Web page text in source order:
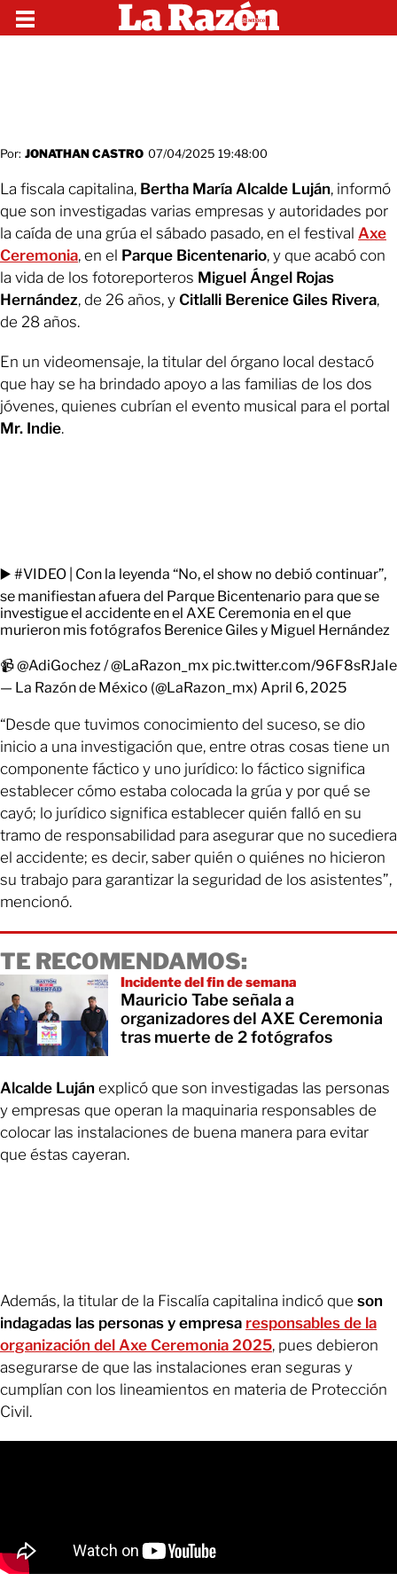
Por: JONATHAN CASTRO 07/04/2025 19:48:00
La fiscala capitalina, Bertha María Alcalde Luján, informó
que son investigadas varias empresas y autoridades por
la caída de una grúa el sábado pasado, en el festival Axe
Ceremonia, en el Parque Bicentenario, y que acabó con
la vida de los fotoreporteros Miguel Ángel Rojas
Hernández, de 26 años, y Citlalli Berenice Giles Rivera,
de 28 años.
En un videomensaje, la titular del órgano local destacó
que hay se ha brindado apoyo a las familias de los dos
jóvenes, quienes cubrían el evento musical para el portal
Mr. Indie.
▶️ #VIDEO | Con la leyenda “No, el show no debió continuar”,
se manifiestan afuera del Parque Bicentenario para que se
investigue el accidente en el AXE Ceremonia en el que
murieron mis fotógrafos Berenice Giles y Miguel Hernández
📹@AdiGochez/@LaRazon_mx pic.twitter.com/96F8sRJaIe
— La Razón de México (@LaRazon_mx) April 6, 2025
“Desde que tuvimos conocimiento del suceso, se dio
inicio a una investigación que, entre otras cosas tiene un
componente fáctico y uno jurídico: lo fáctico significa
establecer cómo estaba colocada la grúa y por qué se
cayó; lo jurídico significa establecer quién falló en su
tramo de responsabilidad para asegurar que no sucediera
el accidente; es decir, saber quién o quiénes no hicieron
su trabajo para garantizar la seguridad de los asistentes”,
mencionó.
TE RECOMENDAMOS:
Incidente del fin de semana
Mauricio Tabe señala a
organizadores del AXE Ceremonia
tras muerte de 2 fotógrafos
Alcalde Luján explicó que son investigadas las personas
y empresas que operan la maquinaria responsables de
colocar las instalaciones de buena manera para evitar
que éstas cayeran.
Además, la titular de la Fiscalía capitalina indicó que son
indagadas las personas y empresa responsables de la
organización del Axe Ceremonia 2025, pues debieron
asegurarse de que las instalaciones eran seguras y
cumplían con los lineamientos en materia de Protección
Civil.